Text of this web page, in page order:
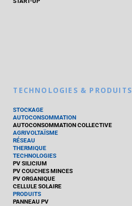
TECHNOLOGIES & PRODUITS
STOCKAGE
AUTOCONSOMMATION
AUTOCONSOMMATION COLLECTIVE
AGRIVOLTAÏSME
RÉSEAU
THERMIQUE
TECHNOLOGIES
PV SILICIUM
PV COUCHES MINCES
PV ORGANIQUE
CELLULE SOLAIRE
PRODUITS
PANNEAU PV